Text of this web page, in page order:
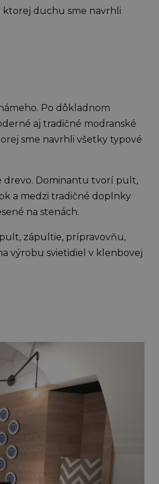
ktorej duchu sme navrhli
Po dôkladnom
aj tradičné modranské
sme navrhli všetky typové
drevo. Dominantu tvorí pult,
a medzi tradičné doplnky
na stenách.
zápultie, prípravovňu,
výrobu svietidiel v klenbovej